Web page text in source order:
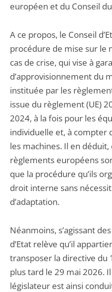
européen et du Conseil
A ce propos, le Conseil
procédure de mise sur le
cas de crise, qui vise à
d’approvisionnement du
instituée par les
issue du règlement (UE)
2024, à la fois pour les
individuelle et, à compter
les machines. Il en
règlements européens
que la procédure qu’ils
droit interne sans
d’adaptation.
Néanmoins, s’agissant
d’Etat relève qu’il
transposer la directive du
plus tard le 29 mai 2026.
législateur est ainsi